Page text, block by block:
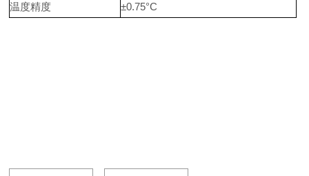
温度精度 ±0.75°C